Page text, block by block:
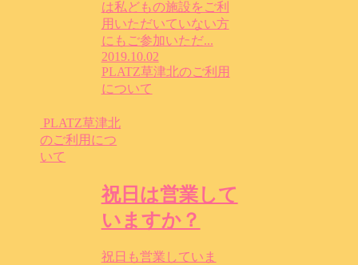
は私どもの施設をご利
用いただいていない方
にもご参加いただ...
2019.10.02
PLATZ草津北のご利用
について
PLATZ草津北
のご利用につ
いて
祝日は営業して
いますか？
祝日も営業していま